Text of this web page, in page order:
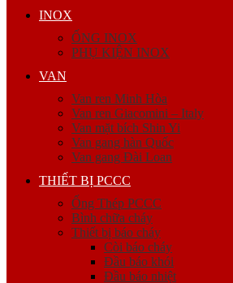
INOX
ỐNG INOX
PHỤ KIỆN INOX
VAN
Van ren Minh Hòa
Van ren Giacomini – Italy
Van mặt bích Shin Yi
Van gang hàn Quốc
Van gang Đài Loan
THIẾT BỊ PCCC
Ống Thép PCCC
Bình chữa cháy
Thiết bị báo cháy
Còi báo cháy
Đầu báo khói
Đầu báo nhiệt